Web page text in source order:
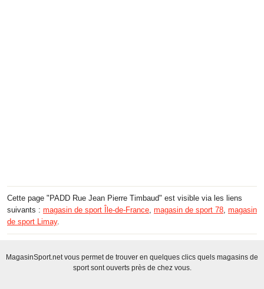
Cette page "PADD Rue Jean Pierre Timbaud" est visible via les liens
suivants : magasin de sport Île-de-France, magasin de sport 78, magasin
de sport Limay.
MagasinSport.net vous permet de trouver en quelques clics quels magasins de
sport sont ouverts près de chez vous.